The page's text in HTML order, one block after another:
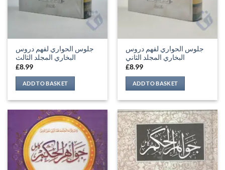
جلوس الحواري لفهم دروس
البخاري المجلد الثالث
£8.99
ADD TO BASKET
جلوس الحواري لفهم دروس
البخاري المجلد الثاني
£8.99
ADD TO BASKET